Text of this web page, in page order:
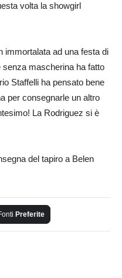
volta la showgirl
immortalata ad una festa di
mascherina ha fatto
Staffelli ha pensato bene
per consegnarle un altro
La Rodriguez si è
del tapiro a Belen
Preferite